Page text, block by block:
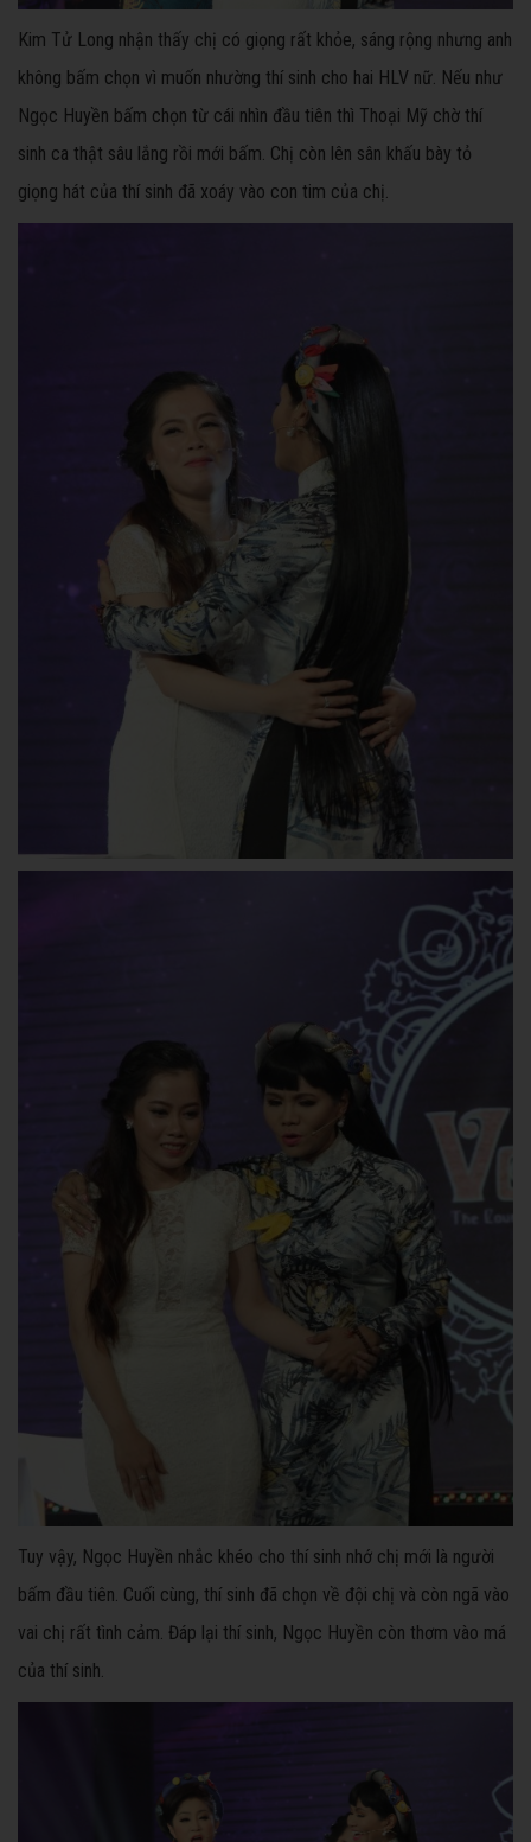
Kim Tử Long nhận thấy chị có giọng rất khỏe, sáng rộng nhưng anh
không bấm chọn vì muốn nhường thí sinh cho hai HLV nữ. Nếu như
Ngọc Huyền bấm chọn từ cái nhìn đầu tiên thì Thoại Mỹ chờ thí
sinh ca thật sâu lắng rồi mới bấm. Chị còn lên sân khấu bày tỏ
giọng hát của thí sinh đã xoáy vào con tim của chị.
Tuy vậy, Ngọc Huyền nhắc khéo cho thí sinh nhớ chị mới là người
bấm đầu tiên. Cuối cùng, thí sinh đã chọn về đội chị và còn ngã vào
vai chị rất tình cảm. Đáp lại thí sinh, Ngọc Huyền còn thơm vào má
của thí sinh.